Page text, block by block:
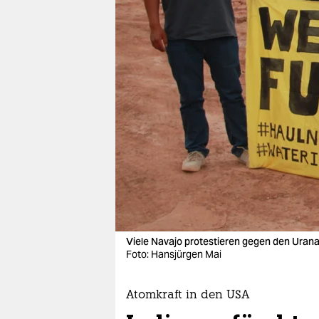
nord
wahrheit
verlag
verlag
veranstaltungen
shop
fragen & hilfe
unterstützen
genossenschaft
Viele Navajo protestieren gegen den
Foto: Hansjürgen Mai
Atomkraft in den USA